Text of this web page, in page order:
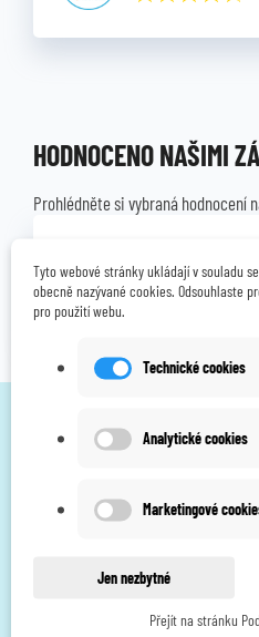
HODNOCENO NAŠIMI
Prohlédněte si vybraná hodnocení
Ověřený zákazník
Tyto webové stránky ukládají v souladu
obecně nazývané cookies. Odsouhlaste
pro použití webu.
Technické cookies
Analytické cookies
Marketingové
Jen nezbytné
Přejít na stránku